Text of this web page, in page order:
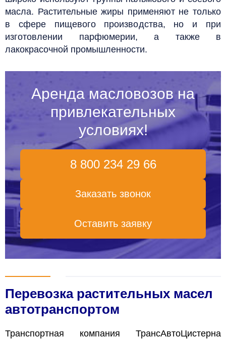
масла. Растительные жиры применяют не только
в сфере пищевого производства, но и при
изготовлении парфюмерии, а также в
лакокрасочной промышленности.
Аренда масловозов на
привлекательных
условиях!
8 800 234 29 66
Заказать звонок
Оставить заявку
Перевозка растительных масел
автотранспортом
Транспортная компания ТрансАвтоЦистерна